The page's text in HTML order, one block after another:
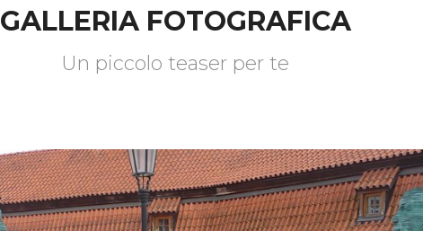
GALLERIA FOTOGRAFICA
Un piccolo teaser per te